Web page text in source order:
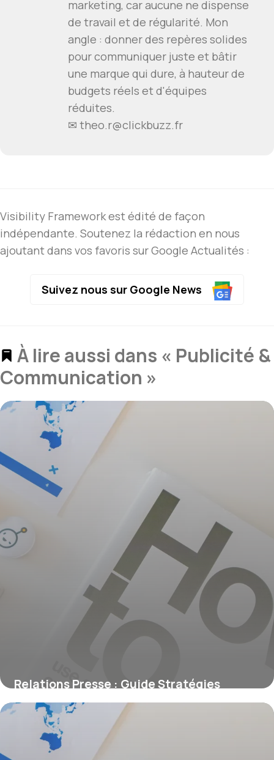
marketing, car aucune ne dispense
de travail et de régularité. Mon
angle : donner des repères solides
pour communiquer juste et bâtir
une marque qui dure, à hauteur de
budgets réels et d'équipes
réduites.
✉ theo.r@clickbuzz.fr
Visibility Framework est édité de façon
indépendante. Soutenez la rédaction en nous
ajoutant dans vos favoris sur Google Actualités :
Suivez nous sur Google News
À lire aussi dans « Publicité &
Communication »
Relations Presse : Guide Stratégies
Efficaces
19 juin 2026